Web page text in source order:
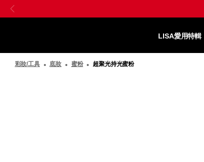
至
Skip
to
堂
國
LISA愛用特輯
彩妝/工具 底妝 蜜粉 超聚光持光蜜粉